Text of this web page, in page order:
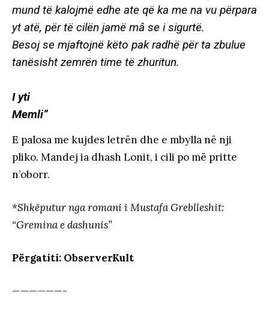
mund të kalojmë edhe ate që ka me na vu përpara
yt atë, për të cilën jamë mâ se i sigurtë.
Besoj se mjaftojnë këto pak radhë për ta zbulue
tanësisht zemrën time të zhuritun.
I yti
Memli”
E palosa me kujdes letrën dhe e mbylla në nji
pliko. Mandej ia dhash Lonit, i cili po më pritte
n’oborr.
*Shkëputur nga romani i Mustafa Greblleshit:
“Gremina e dashunis”
Përgatiti: ObserverKult
——————-